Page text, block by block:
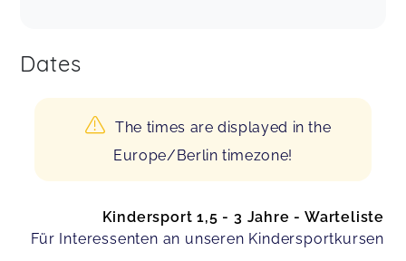
Dates
The times are displayed in the
Europe/Berlin timezone!
Kindersport 1,5 - 3 Jahre - Warteliste
Für Interessenten an unseren Kindersportkursen